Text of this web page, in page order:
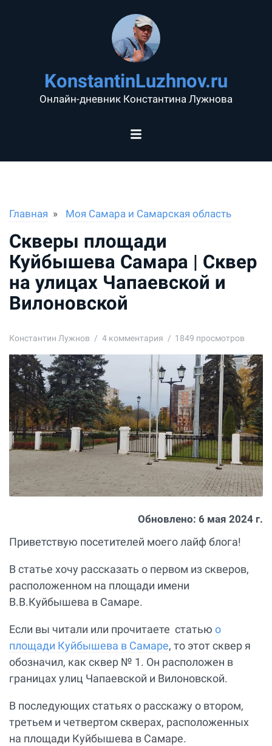
KonstantinLuzhnov.ru
Онлайн-дневник Константина Лужнова
Главная Моя Самара и Самарская область
Скверы площади
Куйбышева Самара | Сквер
на улицах Чапаевской и
Вилоновской
Константин Лужнов 4комментария 1849 просмотров
Обновлено: 6 мая 2024 г.
Приветствую посетителей моего лайф блога!
В статье хочу рассказать о первом из скверов,
расположенном на площади имени
В.В.Куйбышева в Самаре.
Если вы читали или прочитаете статью о
площади Куйбышева в Самаре, то этот сквер я
обозначил, как сквер № 1. Он расположен в
границах улиц Чапаевской и Вилоновской.
В последующих статьях о расскажу о втором,
третьем и четвертом скверах, расположенных
на площади Куйбышева в Самаре.